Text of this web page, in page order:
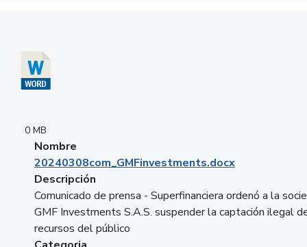
0 MB
Nombre
20240308com_GMFinvestments.docx
Descripción
Comunicado de prensa - Superfinanciera ordenó a la
GMF Investments S.A.S. suspender la captación ilegal
recursos del público